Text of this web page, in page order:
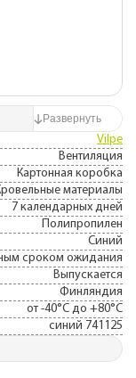
Vilpe
Вентиляция
Картонная коробка
материалы
7 календарных дней
Полипропилен
Синий
сроком ожидания
Выпускается
Финляндия
от -40°С до +80°С
синий 741125